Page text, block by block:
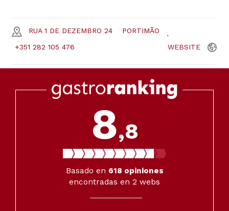
RUA 1 DE DEZEMBRO 24 PORTIMÃO
+351 282 105 476 WEBSITE
8,8
Basado en 618 opiniones
encontradas en 2 webs